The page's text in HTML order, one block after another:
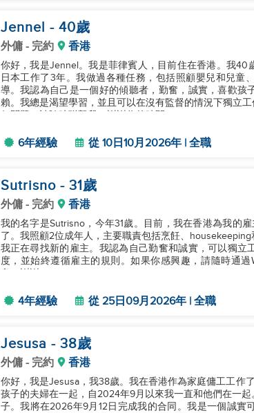
Jennel - 40歲
外傭 - 完約 香港
你好，我是Jennel。我是菲律賓人，目前住在香港。我40
日本工作了3年。我做過各種任務，包括照顧嬰兒和兒童
導。我認為自己是一個好的傾聽者，勤奮，誠實，喜歡孩
賴。我總是渴望學習，並且可以在沒有監督的情況下獨立
6年經驗 從 10日10月2026年 | 全職
Sutrisno - 31歲
外傭 - 完約 香港
我的名字是Sutrisno，今年31歲。目前，我在香港為我的
了。我照顧2位成年人，主要職責包括烹飪、
我正在尋找新的雇主。我認為自己勤奮和誠實，可以獨立
度，並始終遵循雇主的規則。如果你感興趣，請隨時通
4年經驗 從 25日09月2026年 | 全職
Jesusa - 38歲
外傭 - 完約 香港
你好，我是Jesusa，我38歲。我在香港作為家庭傭工工作
孩子的夫婦在一起，自2024年9月以來我一直和他們在一
子。我將在2026年9月12日完成我的合同。我是一個誠實